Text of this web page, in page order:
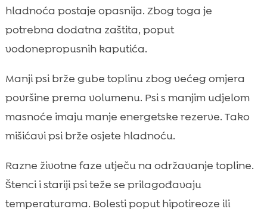
hladnoća postaje opasnija. Zbog toga je
potrebna dodatna zaštita, poput
vodonepropusnih kaputića.
Manji psi brže gube toplinu zbog većeg omjera
površine prema volumenu. Psi s manjim udjelom
masnoće imaju manje energetske rezerve. Tako
mišićavi psi brže osjete hladnoću.
Razne životne faze utječu na održavanje topline.
Štenci i stariji psi teže se prilagođavaju
temperaturama. Bolesti poput hipotireoze ili